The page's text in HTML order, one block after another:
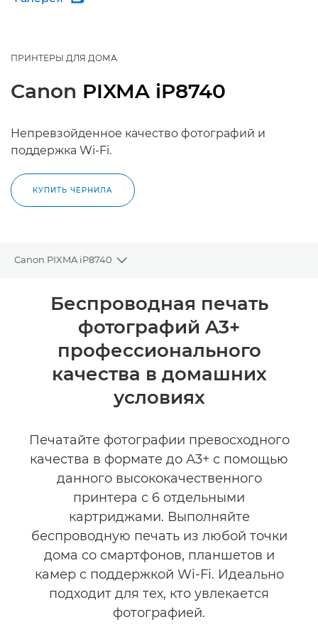
ПРИНТЕРЫ ДЛЯ ДОМА
Canon PIXMA iP8740
Непревзойденное качество фотографий и
поддержка Wi-Fi.
КУПИТЬ ЧЕРНИЛА
Canon PIXMA iP8740
Toggle breadcrumbs
Общая информация
Технические характеристики
Беспроводная печать
фотографий A3+
профессионального
качества в домашних
условиях
Печатайте фотографии превосходного
качества в формате до А3+ с помощью
данного высококачественного
принтера с 6 отдельными
картриджами. Выполняйте
беспроводную печать из любой точки
дома со смартфонов, планшетов и
камер с поддержкой Wi-Fi. Идеально
подходит для тех, кто увлекается
фотографией.